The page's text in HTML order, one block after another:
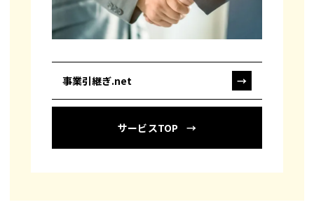
事業引継ぎ.net →
サービスTOP